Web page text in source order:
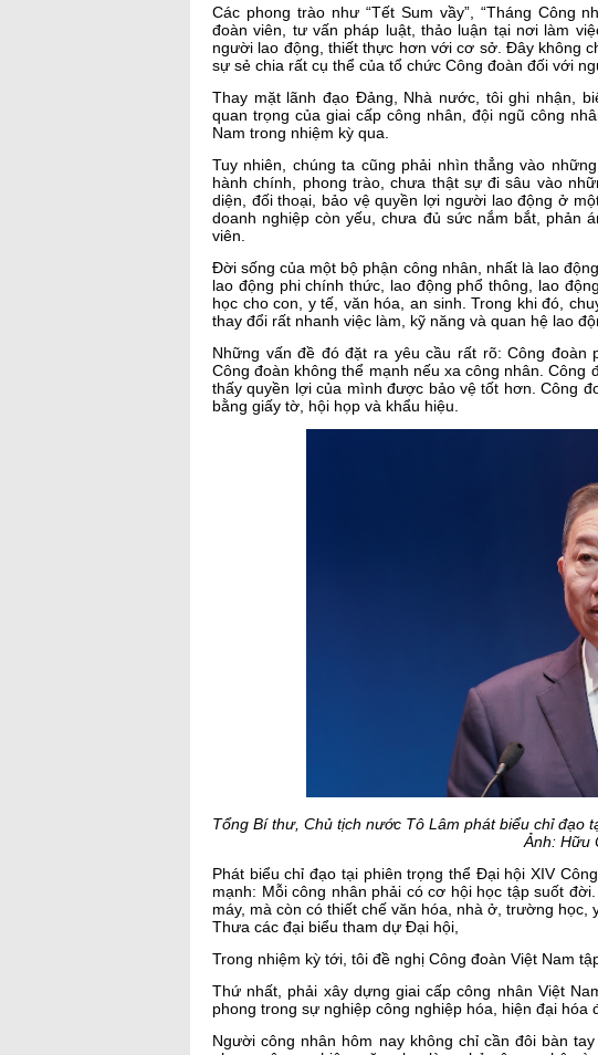
Các phong trào như “Tết Sum vầy”, “Tháng Công
đoàn viên, tư vấn pháp luật, thảo luận tại nơi làm
người lao động, thiết thực hơn với cơ sở. Đây không
sự sẻ chia rất cụ thể của tổ chức Công đoàn đối với
Thay mặt lãnh đạo Đảng, Nhà nước, tôi ghi nhận,
quan trọng của giai cấp công nhân, đội ngũ công
Nam trong nhiệm kỳ qua.
Tuy nhiên, chúng ta cũng phải nhìn thẳng vào
hành chính, phong trào, chưa thật sự đi sâu vào
diện, đối thoại, bảo vệ quyền lợi người lao động ở
doanh nghiệp còn yếu, chưa đủ sức nắm bắt, phản
viên.
Đời sống của một bộ phận công nhân, nhất là lao
lao động phi chính thức, lao động phổ thông, lao
học cho con, y tế, văn hóa, an sinh. Trong khi đó,
thay đổi rất nhanh việc làm, kỹ năng và quan hệ lao
Những vấn đề đó đặt ra yêu cầu rất rõ: Công đoàn
Công đoàn không thể mạnh nếu xa công nhân.
thấy quyền lợi của mình được bảo vệ tốt hơn. Công
bằng giấy tờ, hội họp và khẩu hiệu.
Tổng Bí thư, Chủ tịch nước Tô Lâm phát biểu chỉ đạo
Ảnh: Hữu
Phát biểu chỉ đạo tại phiên trọng thể Đại hội XIV
mạnh: Mỗi công nhân phải có cơ hội học tập suốt
máy, mà còn có thiết chế văn hóa, nhà ở, trường học,
Thưa các đại biểu tham dự Đại hội,
Trong nhiệm kỳ tới, tôi đề nghị Công đoàn Việt Nam
Thứ nhất, phải xây dựng giai cấp công nhân Việt
phong trong sự nghiệp công nghiệp hóa, hiện đại hóa
Người công nhân hôm nay không chỉ cần đôi bàn